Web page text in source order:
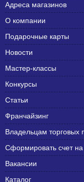
Адреса магазинов
О компании
Подарочные карты
Новости
Мастер-классы
Конкурсы
Статьи
Франчайзинг
Владельцам торговых
Сформировать счет
Вакансии
Каталог